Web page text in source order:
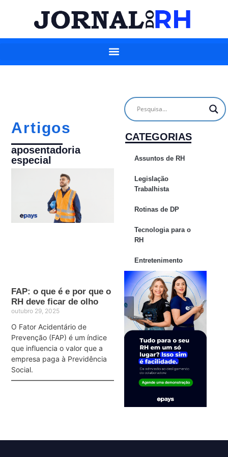
Artigos
aposentadoria
especial
FAP: o que é e por que o
RH deve ficar de olho
outubro 29, 2025
O Fator Acidentário de
Prevenção (FAP) é um índice
que influencia o valor que a
empresa paga à Previdência
Social.
CATEGORIAS
Assuntos de RH
Legislação
Trabalhista
Rotinas de DP
Tecnologia para o
RH
Entretenimento